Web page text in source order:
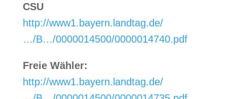
CSU
http://www1.bayern.landtag.de/
…/B…/0000014500/0000014740.pdf
Freie Wähler:
http://www1.bayern.landtag.de/